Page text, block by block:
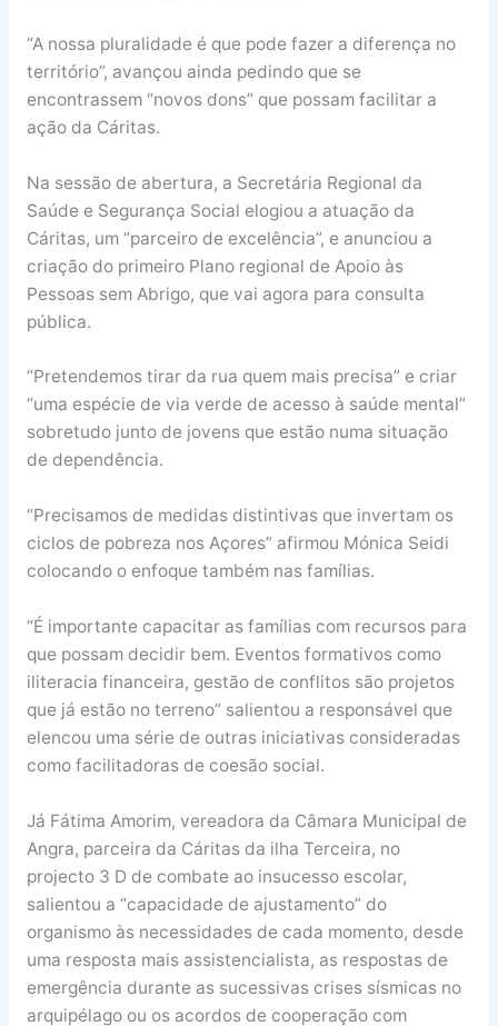
“A nossa pluralidade é que pode fazer a diferença no
território”, avançou ainda pedindo que se
encontrassem “novos dons” que possam facilitar a
ação da Cáritas.
Na sessão de abertura, a Secretária Regional da
Saúde e Segurança Social elogiou a atuação da
Cáritas, um “parceiro de excelência”, e anunciou a
criação do primeiro Plano regional de Apoio às
Pessoas sem Abrigo, que vai agora para consulta
pública.
“Pretendemos tirar da rua quem mais precisa” e criar
“uma espécie de via verde de acesso à saúde mental”
sobretudo junto de jovens que estão numa situação
de dependência.
“Precisamos de medidas distintivas que invertam os
ciclos de pobreza nos Açores” afirmou Mónica Seidi
colocando o enfoque também nas famílias.
“É importante capacitar as famílias com recursos para
que possam decidir bem. Eventos formativos como
iliteracia financeira, gestão de conflitos são projetos
que já estão no terreno” salientou a responsável que
elencou uma série de outras iniciativas consideradas
como facilitadoras de coesão social.
Já Fátima Amorim, vereadora da Câmara Municipal de
Angra, parceira da Cáritas da ilha Terceira, no
projecto 3 D de combate ao insucesso escolar,
salientou a “capacidade de ajustamento” do
organismo às necessidades de cada momento, desde
uma resposta mais assistencialista, as respostas de
emergência durante as sucessivas crises sísmicas no
arquipélago ou os acordos de cooperação com